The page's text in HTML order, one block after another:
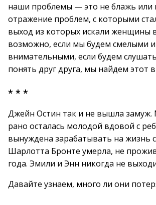
наши проблемы — это не блажь или
отражение проблем, с которыми
выход из которых искали женщины
возможно, если мы будем смелыми и
внимательными, если будем
понять друг друга, мы найдем этот
* * *
Джейн Остин так и не вышла
рано осталась молодой вдовой с
вынуждена зарабатывать на жизнь
Шарлотта Бронте умерла, не
года. Эмили и Энн никогда не
Давайте узнаем, много ли они